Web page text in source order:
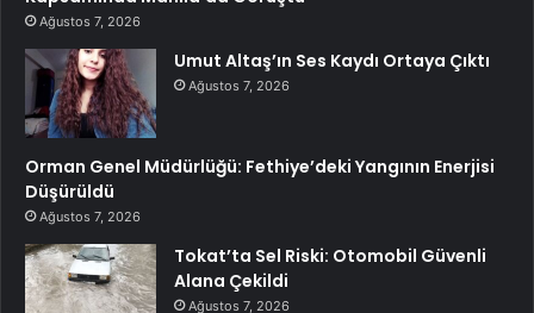
Ağustos 7, 2026
Umut Altaş’ın Ses Kaydı Ortaya Çıktı
Ağustos 7, 2026
Orman Genel Müdürlüğü: Fethiye’deki Yangının Enerjisi
Düşürüldü
Ağustos 7, 2026
Tokat’ta Sel Riski: Otomobil Güvenli
Alana Çekildi
Ağustos 7, 2026